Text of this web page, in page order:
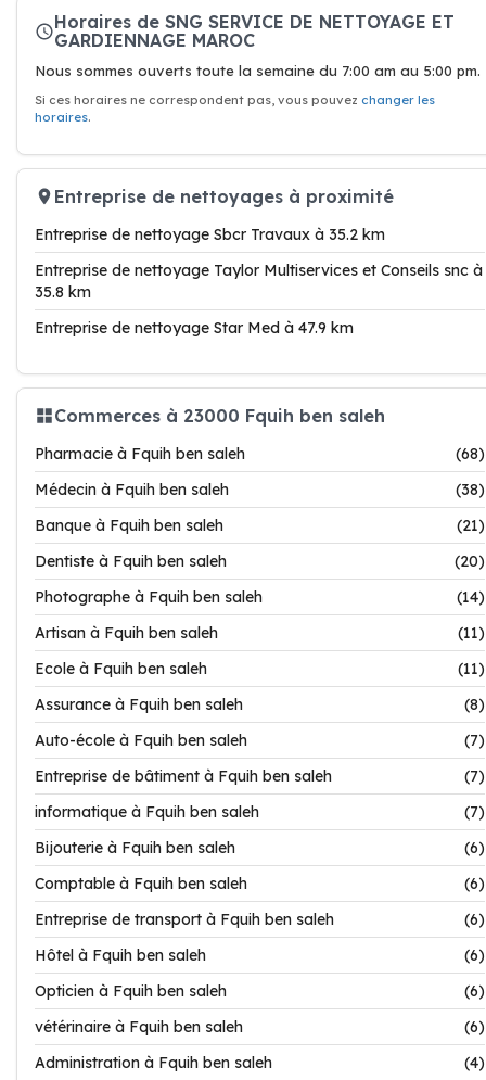
Horaires de SNG SERVICE DE NETTOYAGE ET
GARDIENNAGE MAROC
Nous sommes ouverts toute la semaine du 7:00 am au 5:00 pm.
Si ces horaires ne correspondent pas, vous pouvez changer les
horaires.
Entreprise de nettoyages à proximité
Entreprise de nettoyage Sbcr Travaux à 35.2 km
Entreprise de nettoyage Taylor Multiservices et Conseils snc à
35.8 km
Entreprise de nettoyage Star Med à 47.9 km
Commerces à 23000 Fquih ben saleh
Pharmacie à Fquih ben saleh
(68)
Médecin à Fquih ben saleh
(38)
Banque à Fquih ben saleh
(21)
Dentiste à Fquih ben saleh
(20)
Photographe à Fquih ben saleh
(14)
Artisan à Fquih ben saleh
(11)
Ecole à Fquih ben saleh
(11)
Assurance à Fquih ben saleh
(8)
Auto-école à Fquih ben saleh
(7)
Entreprise de bâtiment à Fquih ben saleh
(7)
informatique à Fquih ben saleh
(7)
Bijouterie à Fquih ben saleh
(6)
Comptable à Fquih ben saleh
(6)
Entreprise de transport à Fquih ben saleh
(6)
Hôtel à Fquih ben saleh
(6)
Opticien à Fquih ben saleh
(6)
vétérinaire à Fquih ben saleh
(6)
Administration à Fquih ben saleh
(4)